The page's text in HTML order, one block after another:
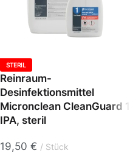
STERIL
Reinraum-
Desinfektionsmittel
Micronclean CleanGuard 1
IPA, steril
19,50 € Stück